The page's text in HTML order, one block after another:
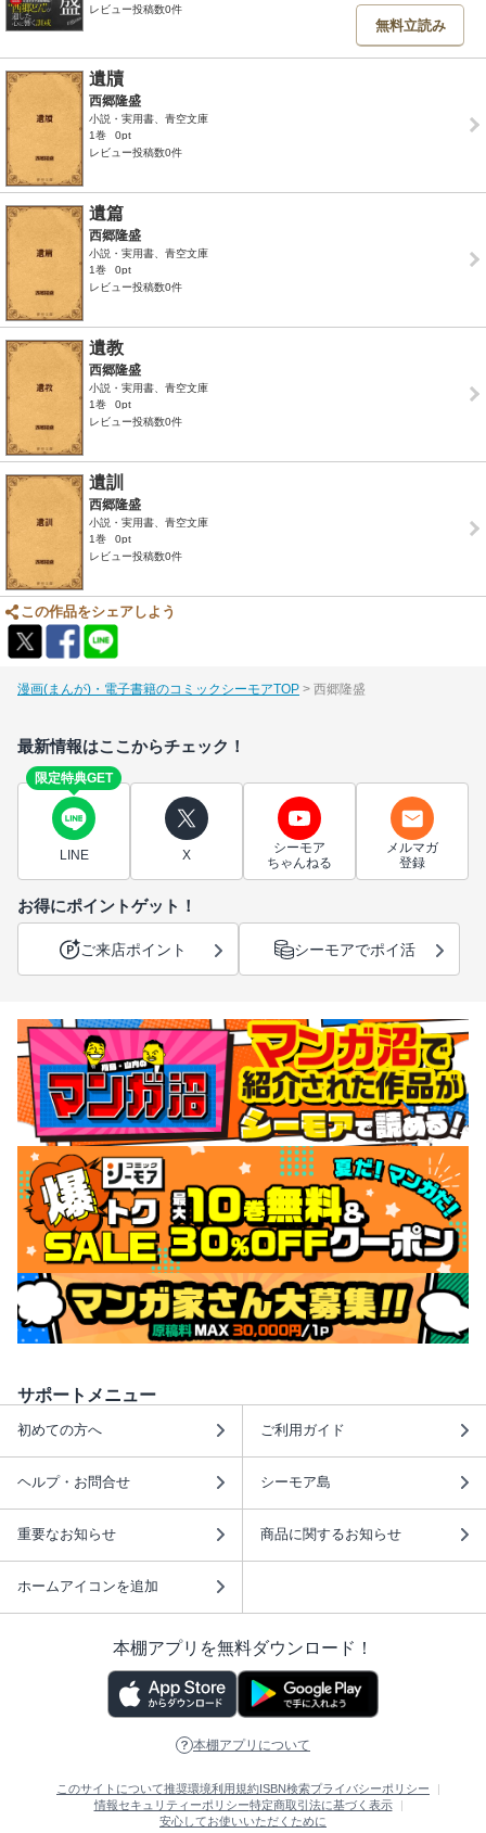
レビュー投稿数0件
無料立読み
遺牘
西郷隆盛
小説・実用書、青空文庫
1巻
0pt
レビュー投稿数0件
遺篇
西郷隆盛
小説・実用書、青空文庫
1巻
0pt
レビュー投稿数0件
遺教
西郷隆盛
小説・実用書、青空文庫
1巻
0pt
レビュー投稿数0件
遺訓
西郷隆盛
小説・実用書、青空文庫
1巻
0pt
レビュー投稿数0件
この作品をシェアしよう
漫画(まんが)・電子書籍のコミックシーモアTOP 西郷隆盛
最新情報はここからチェック！
限定特典GET
LINE X
シーモア
ちゃんねる
メルマガ
登録
お得にポイントゲット！
ご来店ポイント シーモアでポイ活
サポートメニュー
初めての方へ ご利用ガイド
ヘルプ・お問合せ シーモア島
重要なお知らせ 商品に関するお知らせ
ホームアイコンを追加
本棚アプリを無料ダウンロード！
本棚アプリについて
このサイトについて推奨環境利用規約 ISBN検索プライバシーポリシー
情報セキュリティーポリシー特定商取引法に基づく表示
安心してお使いいただくために